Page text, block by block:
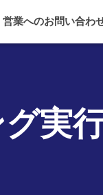
営業へのお問い合わ
実